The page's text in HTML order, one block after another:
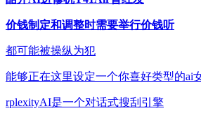
价钱制定和调整时需要举行价钱听
都可能被操纵为犯
能够正在这里设定一个你喜好类型的ai
rplexityAI是一个对话式搜刮引擎